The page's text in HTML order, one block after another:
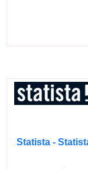
Statista -